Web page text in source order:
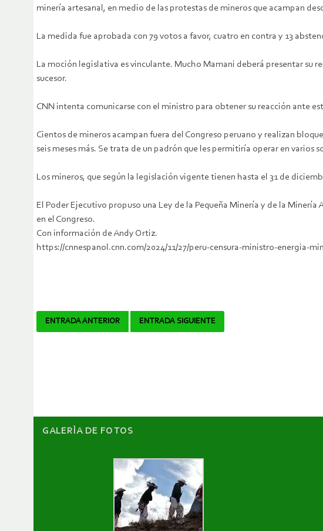
minería artesanal, en medio de las protestas de mineros que acampan
La medida fue aprobada con 79 votos a favor, cuatro en contra y 13
La moción legislativa es vinculante. Mucho Mamani deberá presentar su
sucesor.
CNN intenta comunicarse con el ministro para obtener su reacción ante
Cientos de mineros acampan fuera del Congreso peruano y realizan
seis meses más. Se trata de un padrón que les permitiría operar en
Los mineros, que según la legislación vigente tienen hasta el 31 de
El Poder Ejecutivo propuso una Ley de la Pequeña Minería y de la
en el Congreso.
Con información de Andy Ortiz.
https://cnnespanol.cnn.com/2024/11/27/peru-censura-ministro-energia-
Navegador
ENTRADA ANTERIOR ENTRADA SIGUIENTE
GALERÌA DE FOTOS